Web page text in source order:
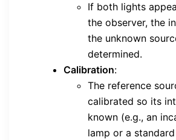
If both lights
the observer, the
the unknown
determined.
Calibration:
The reference
calibrated so its
known (e.g., an
lamp or a